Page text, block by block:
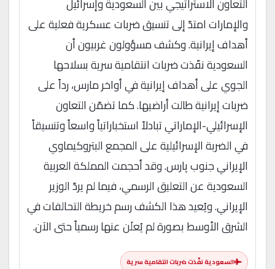
التعاون الاستراتيجي بين السعودية وإسرائيل
والإمارات امتدّ إلى تنسيق ضربات عسكرية فعلية على
أهداف إيرانية. وكشف مسؤولون غربيون أن
السعودية نفّذت ضربات انتقامية سرية بسلاحها
الجوي على أهداف إيرانية في أواخر مارس، رداً على
ضربات إيرانية طالت أراضيها. كما تضمّن التعاون
الإسرائيلي-الإماراتي تبادلاً استخباراتياً واسعاً وتنسيقاً
في الضربة الإسرائيلية على المجمع البتروكيماوي
الإيراني جنوب پارس. وقد أحجمت المملكة العربية
السعودية عن التعليق الرسمي، فيما لم يردّ الوزير
الإيراني. ويُعيد هذا الكشف رسم خريطة التحالفات في
الشرق الأوسط بصورة لم يُعلَن عنها رسمياً حتى الآن.
السعودية نفّذت ضربات انتقامية سرية